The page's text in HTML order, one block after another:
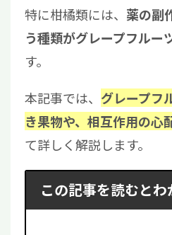
特に柑橘類には、 薬の副
う種類がグレープフルー
す。
本記事では、 グレープフ
き果物や、相互作用の心
て詳しく解説します。
この記事を読むとわ